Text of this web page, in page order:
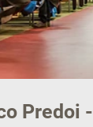
Predoi -